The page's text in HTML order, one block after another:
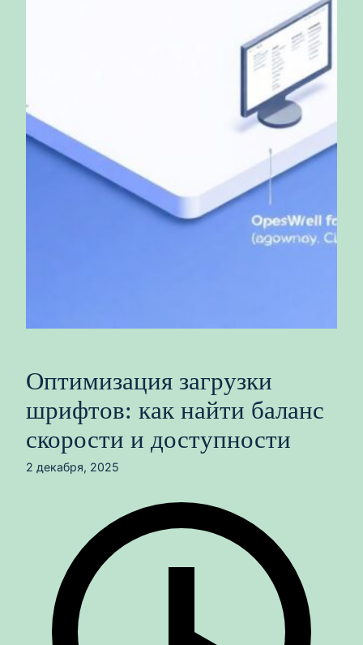
Оптимизация загрузки
шрифтов: как найти баланс
скорости и доступности
2 декабря, 2025